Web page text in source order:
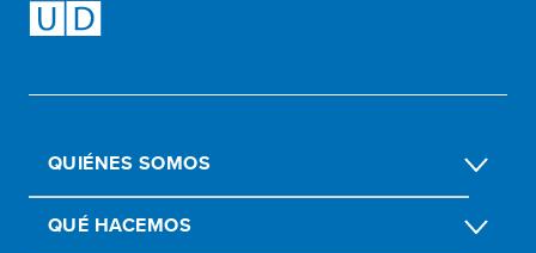
QUIÉNES SOMOS
QUÉ HACEMOS